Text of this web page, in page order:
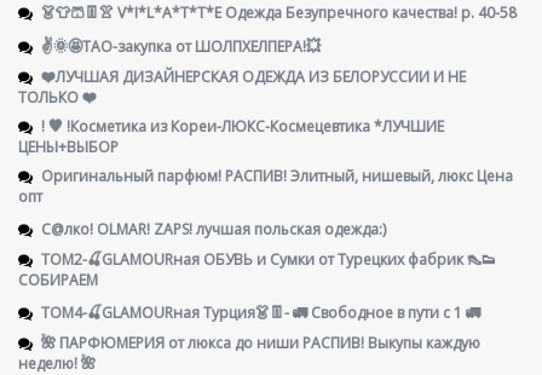
👗👕🩳👖👚 V*I*L*A*T*T*E Одежда Безупречного качества! р. 40-58
✌️🌞🤩ТАО-закупка от ШОЛПХЕЛПЕРА!💥
❤️ЛУЧШАЯ ДИЗАЙНЕРСКАЯ ОДЕЖДА ИЗ БЕЛОРУССИИ И НЕ
ТОЛЬКО ❤️
! 🧡 !Косметика из Кореи-ЛЮКС-Космецевтика *ЛУЧШИЕ
ЦЕНЫ+ВЫБОР
Оригинальный парфюм! РАСПИВ! Элитный, нишевый, люкс Цена
опт
С@лко! OLMAR! ZAPS! лучшая польская одежда:)
ТОМ2-🍒GLAMOURная ОБУВЬ и Сумки от Турецких фабрик 👠👟
СОБИРАЕМ
ТОМ4-🍒GLAMOURная Турция👗👖- 🚛 Свободное в пути с 1 🚛
🌺 ПАРФЮМЕРИЯ от люкса до ниши РАСПИВ! Выкупы каждую
неделю! 🌺